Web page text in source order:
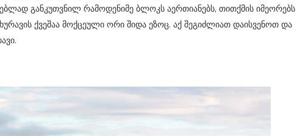
განკუთვნილ რამოდენიმე ბლოკს აერთიანებს, თითქმის იმეორებს
ქვეშაა მოქცეული ორი შიდა ეზოც. აქ შეგიძლიათ დაისვენოთ და